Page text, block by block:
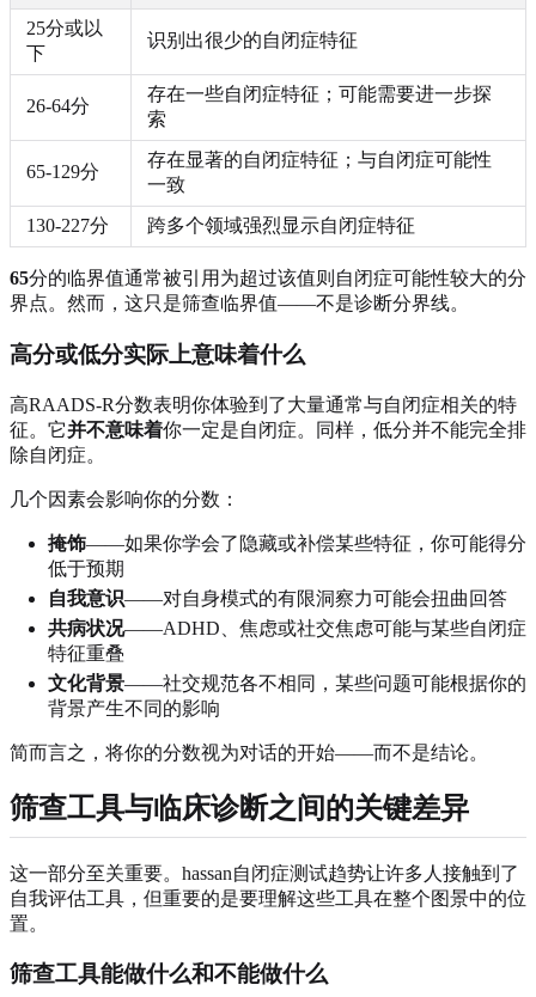
25分或以
下
识别出很少的自闭症特征
26-64分
存在一些自闭症特征；可能需要进一步探
索
65-129分
存在显著的自闭症特征；与自闭症可能性
一致
130-227分
跨多个领域强烈显示自闭症特征
65分的临界值通常被引用为超过该值则自闭症可能性较大的分
界点。然而，这只是筛查临界值——不是诊断分界线。
高分或低分实际上意味着什么
高RAADS-R分数表明你体验到了大量通常与自闭症相关的特
征。它并不意味着你一定是自闭症。同样，低分并不能完全排
除自闭症。
几个因素会影响你的分数：
掩饰——如果你学会了隐藏或补偿某些特征，你可能得分
低于预期
自我意识——对自身模式的有限洞察力可能会扭曲回答
共病状况——ADHD、焦虑或社交焦虑可能与某些自闭症
特征重叠
文化背景——社交规范各不相同，某些问题可能根据你的
背景产生不同的影响
简而言之，将你的分数视为对话的开始——而不是结论。
筛查工具与临床诊断之间的关键差异
这一部分至关重要。hassan自闭症测试趋势让许多人接触到了
自我评估工具，但重要的是要理解这些工具在整个图景中的位
置。
筛查工具能做什么和不能做什么